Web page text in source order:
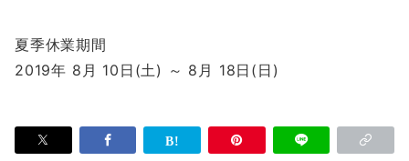
夏季休業期間
2019年 8月 10日(土) ～ 8月 18日(日)